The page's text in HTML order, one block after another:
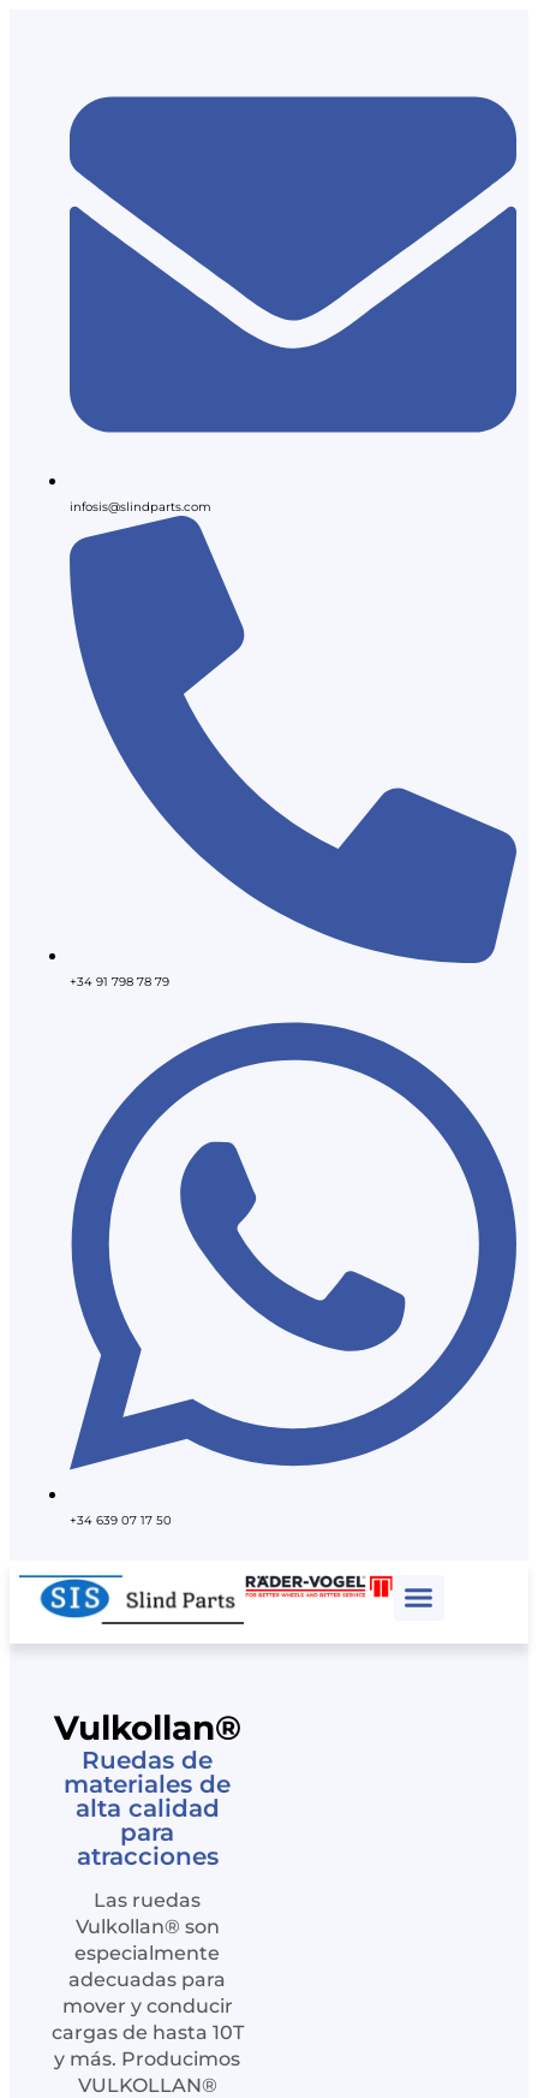
infosis@slindparts.com
+34 91 798 78 79
+34 639 07 17 50
Vulkollan®
Ruedas de
materiales de
alta calidad
para
atracciones
Las ruedas
Vulkollan® son
especialmente
adecuadas para
mover y conducir
cargas de hasta 10T
y más. Producimos
VULKOLLAN®